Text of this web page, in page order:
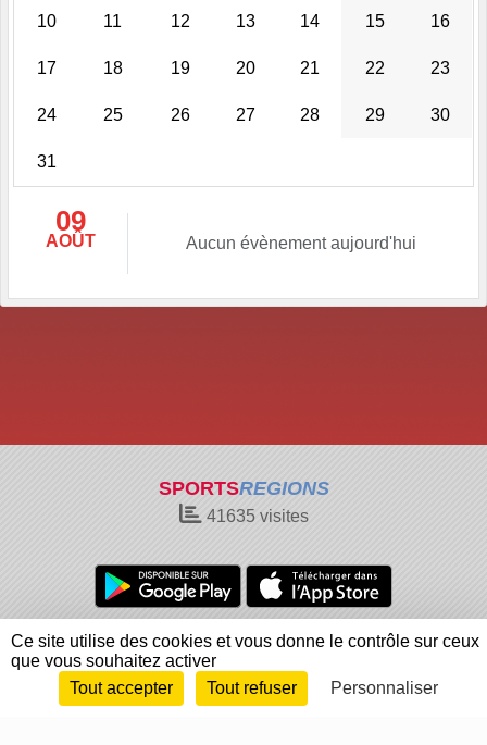
10 11 12 13 14 15 16
17 18 19 20 21 22 23
24 25 26 27 28 29 30
31
09
AOÛT Aucun évènement aujourd'hui
SPORTSREGIONS
41635visites
Charte cookies
Gestion des cookies
Informations légales
Signaler un contenu inapproprié
Envie de participer ?
Connexion
Ce site utilise des cookies et vous donne le contrôle sur ceux
que vous souhaitez activer
Tout accepter
Tout refuser Personnaliser